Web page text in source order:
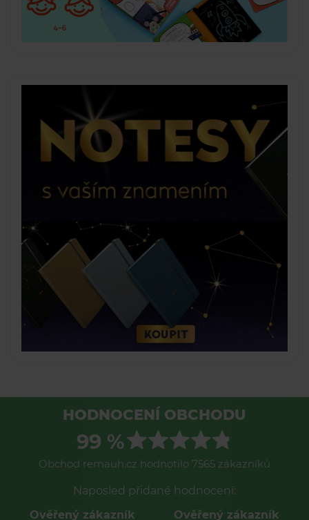
HODNOCENÍ OBCHODU
99 %
Obchod remauh.cz hodnotilo 7565 zákazníků
Naposled přidané hodnocení:
Ověřený zákazník
Ověřený zákazník